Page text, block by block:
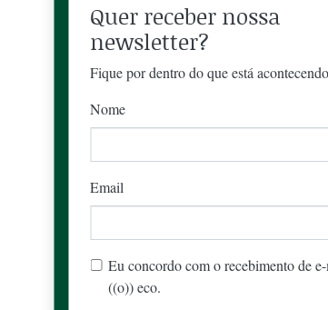
Quer receber nossa
newsletter?
Fique por dentro do que está
Nome
Email
Eu concordo com o recebimento de
((o)) eco.